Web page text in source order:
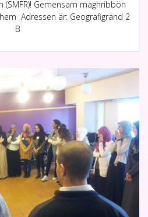
(SMFR)! Gemensam maghribbön
Adressen är: Geografigränd 2
B